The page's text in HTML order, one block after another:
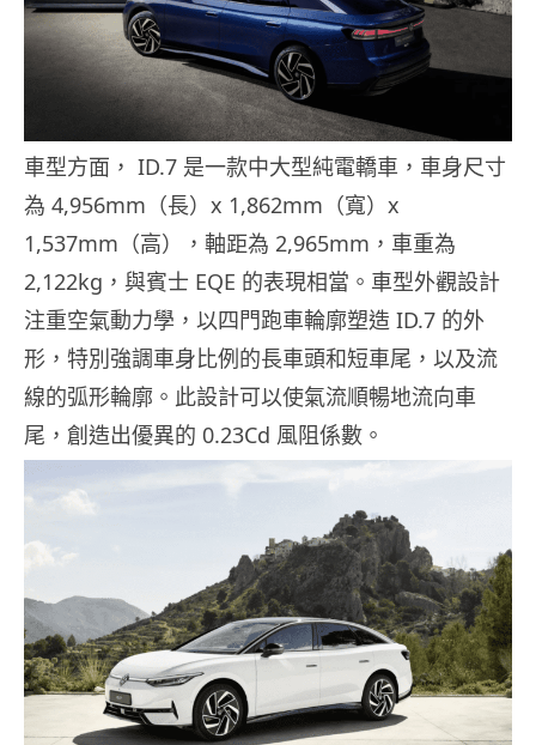
車型方面， ID.7 是一款中大型純電轎車，車身尺寸
為 4,956mm（長）x 1,862mm（寬）x
1,537mm（高），軸距為 2,965mm，車重為
2,122kg，與賓士 EQE 的表現相當。車型外觀設計
注重空氣動力學，以四門跑車輪廓塑造 ID.7 的外
形，特別強調車身比例的長車頭和短車尾，以及流
線的弧形輪廓。此設計可以使氣流順暢地流向車
尾，創造出優異的 0.23Cd 風阻係數。